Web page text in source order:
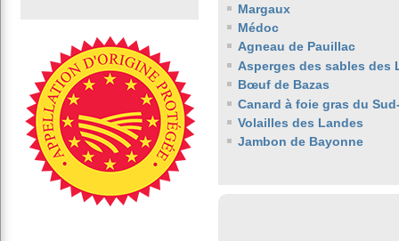
Margaux
Médoc
Agneau de Pauillac
Asperges des sables des
Bœuf de Bazas
Canard à foie gras du
Volailles des Landes
Jambon de Bayonne